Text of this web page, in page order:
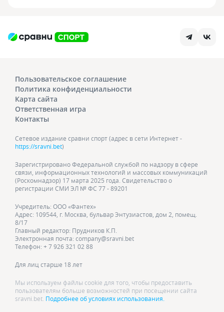
Пользовательское соглашение
Политика конфиденциальности
Карта сайта
Ответственная игра
Контакты
Сетевое издание сравни спорт (адрес в сети Интернет -
https://sravni.bet)
Зарегистрировано Федеральной службой по надзору в сфере
связи, информационных технологий и массовых коммуникаций
(Роскомнадзор) 17 марта 2025 года. Свидетельство о
регистрации СМИ ЭЛ № ФС 77 - 89201
Учредитель: ООО «Фантех»
Адрес: 109544, г. Москва, бульвар Энтузиастов, дом 2, помещ.
8/17
Главный редактор: Прудников К.П.
Электронная почта: company@sravni.bet
Телефон: + 7 926 321 02 88
Для лиц старше 18 лет
Мы используем файлы cookie для того, чтобы предоставить
пользователям больше возможностей при посещении сайта
sravni.bet. Подробнее об условиях использования.